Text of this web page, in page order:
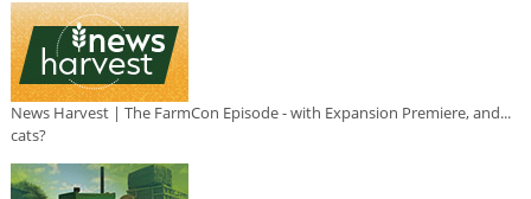
News Harvest | The FarmCon Episode - with Expansion Premiere, and...
cats?